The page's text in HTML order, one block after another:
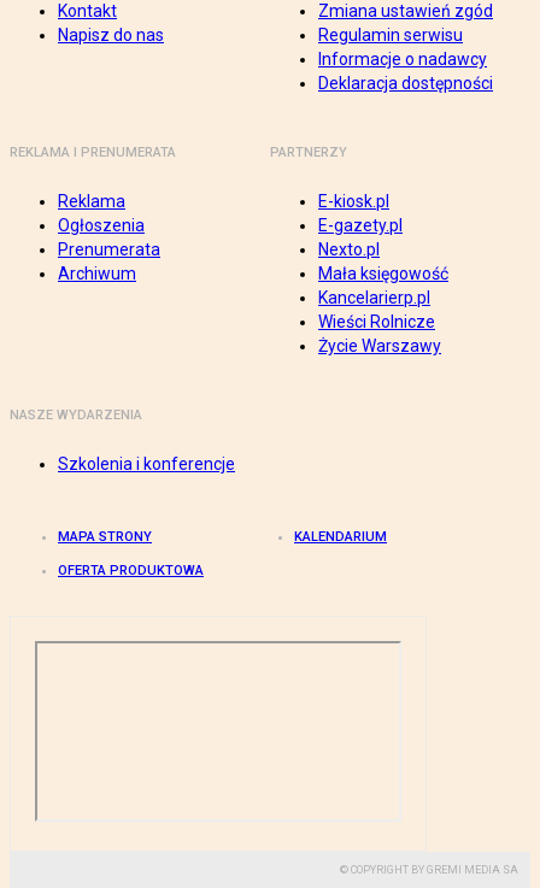
Kontakt
Napisz do nas
Zmiana ustawień zgód
Regulamin serwisu
Informacje o nadawcy
Deklaracja dostępności
REKLAMA I PRENUMERATA
Reklama
Ogłoszenia
Prenumerata
Archiwum
PARTNERZY
E-kiosk.pl
E-gazety.pl
Nexto.pl
Mała księgowość
Kancelarierp.pl
Wieści Rolnicze
Życie Warszawy
NASZE WYDARZENIA
Szkolenia i konferencje
MAPA STRONY KALENDARIUM
OFERTA PRODUKTOWA
© COPYRIGHT BY GREMI MEDIA SA